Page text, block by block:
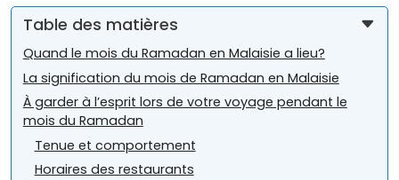
Table des matières
Quand le mois du Ramadan en Malaisie a lieu?
La signification du mois de Ramadan en Malaisie
À garder à l’esprit lors de votre voyage pendant le
mois du Ramadan
Tenue et comportement
Horaires des restaurants